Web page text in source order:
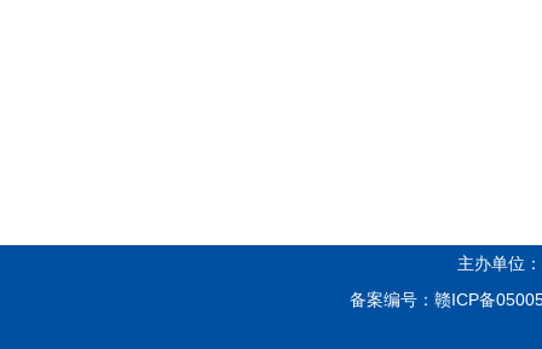
主办单位
备案编号： 赣ICP备